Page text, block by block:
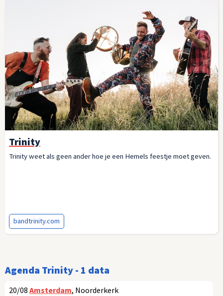
Trinity
Trinity weet als geen ander hoe je een Hemels feestje moet geven.
bandtrinity.com
Agenda Trinity - 1 data
20/08 Amsterdam, Noorderkerk